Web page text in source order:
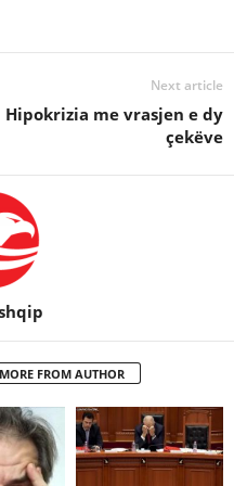
Next article
Hipokrizia me vrasjen e dy
çekëve
MORE FROM AUTHOR